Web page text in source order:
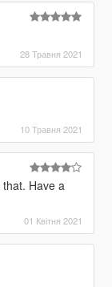
28 Травня 2021
10 Травня 2021
Have a
01 Квітня 2021